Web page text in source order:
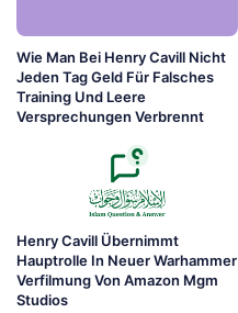
Wie Man Bei Henry Cavill Nicht
Jeden Tag Geld Für Falsches
Training Und Leere
Versprechungen Verbrennt
Henry Cavill Übernimmt
Hauptrolle In Neuer Warhammer
Verfilmung Von Amazon Mgm
Studios